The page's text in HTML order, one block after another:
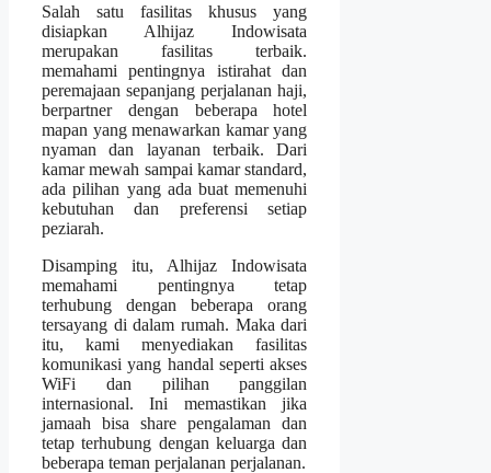
Salah satu fasilitas khusus yang
disiapkan Alhijaz Indowisata
merupakan fasilitas terbaik.
memahami pentingnya istirahat dan
peremajaan sepanjang perjalanan haji,
berpartner dengan beberapa hotel
mapan yang menawarkan kamar yang
nyaman dan layanan terbaik. Dari
kamar mewah sampai kamar standard,
ada pilihan yang ada buat memenuhi
kebutuhan dan preferensi setiap
peziarah.
Disamping itu, Alhijaz Indowisata
memahami pentingnya tetap
terhubung dengan beberapa orang
tersayang di dalam rumah. Maka dari
itu, kami menyediakan fasilitas
komunikasi yang handal seperti akses
WiFi dan pilihan panggilan
internasional. Ini memastikan jika
jamaah bisa share pengalaman dan
tetap terhubung dengan keluarga dan
beberapa teman perjalanan perjalanan.